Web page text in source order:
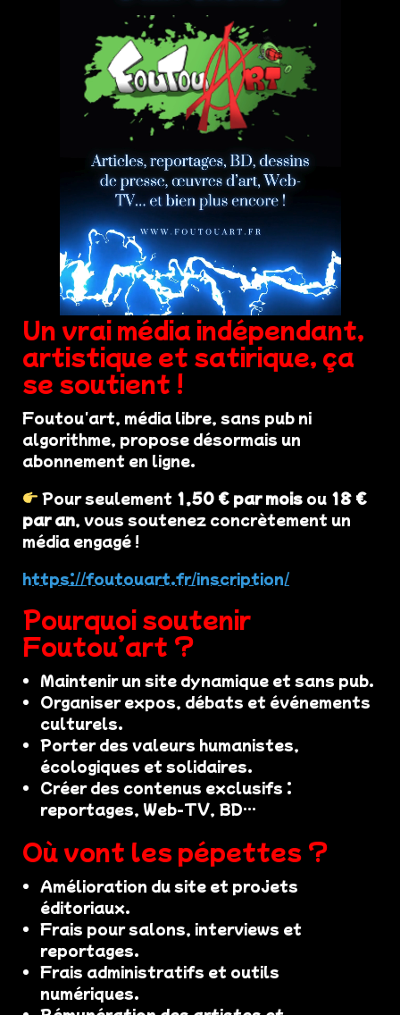
Un vrai média indépendant,
artistique et satirique, ça
se soutient !
Foutou'art, média libre, sans pub ni
algorithme, propose désormais un
abonnement en ligne.
Pour seulement 1,50 € par mois ou 18 €
par an, vous soutenez concrètement un
média engagé !
https://foutouart.fr/inscription/
Pourquoi soutenir
Foutou’art ?
Maintenir un site dynamique et sans pub.
Organiser expos, débats et événements
culturels.
Porter des valeurs humanistes,
écologiques et solidaires.
Créer des contenus exclusifs :
reportages, Web-TV, BD…
Où vont les pépettes ?
Amélioration du site et projets
éditoriaux.
Frais pour salons, interviews et
reportages.
Frais administratifs et outils
numériques.